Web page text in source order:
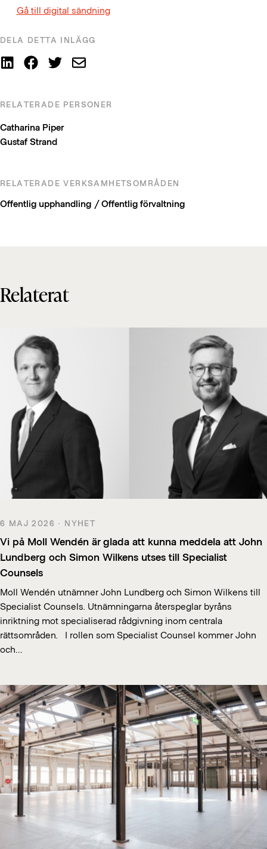
DELA DETTA INLÄGG
RELATERADE PERSONER
Catharina Piper
Gustaf Strand
RELATERADE VERKSAMHETSOMRÅDEN
Offentlig upphandling / Offentlig förvaltning
Gå till digital sändning
Relaterat
6 MAJ 2026 · NYHET
Vi på Moll Wendén är glada att kunna meddela att John
Lundberg och Simon Wilkens utses till Specialist
Counsels
Moll Wendén utnämner John Lundberg och Simon Wilkens till
Specialist Counsels. Utnämningarna återspeglar byråns
inriktning mot specialiserad rådgivning inom centrala
rättsområden. I rollen som Specialist Counsel kommer John
och…